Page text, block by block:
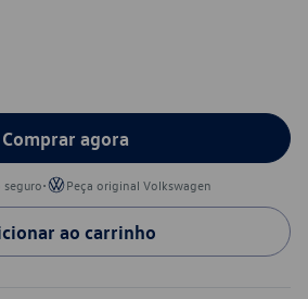
Comprar agora
seguro• Peça original Volkswagen
ao carrinho